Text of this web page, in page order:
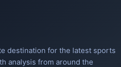
destination for the latest sports
analysis from around the